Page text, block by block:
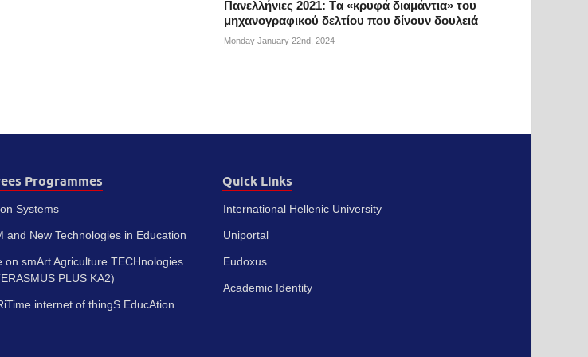
Πανελλήνιες 2021: Tα «κρυφά διαμάντια» του
μηχανογραφικού δελτίου που δίνουν δουλειά
Monday January 22nd, 2024
Programmes
Systems
and New Technologies in Education
on smArt Agriculture TECHnologies
PLUS KA2)
internet of thingS EducAtion
Quick Links
International Hellenic University
Uniportal
Eudoxus
Academic Identity